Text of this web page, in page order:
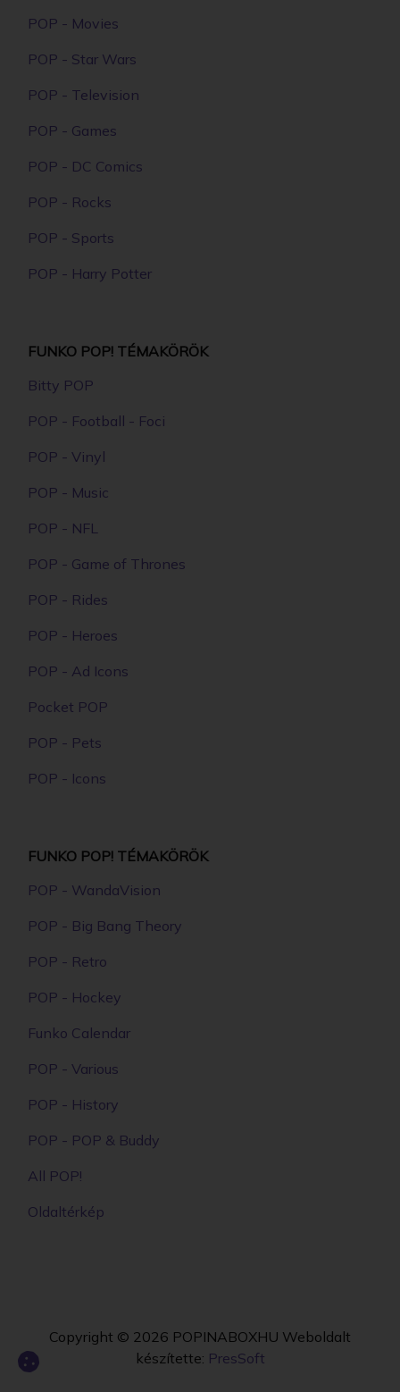
POP - Movies
POP - Star Wars
POP - Television
POP - Games
POP - DC Comics
POP - Rocks
POP - Sports
POP - Harry Potter
FUNKO POP! TÉMAKÖRÖK
Bitty POP
POP - Football - Foci
POP - Vinyl
POP - Music
POP - NFL
POP - Game of Thrones
POP - Rides
POP - Heroes
POP - Ad Icons
Pocket POP
POP - Pets
POP - Icons
FUNKO POP! TÉMAKÖRÖK
POP - WandaVision
POP - Big Bang Theory
POP - Retro
POP - Hockey
Funko Calendar
POP - Various
POP - History
POP - POP & Buddy
All POP!
Oldaltérkép
Copyright © 2026 POPINABOXHU Weboldalt
készítette: PresSoft